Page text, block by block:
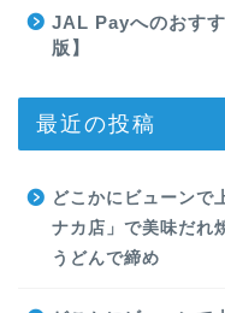
JAL Payへのおす
版】
最近の投稿
どこかにビューン
ナカ店」で美味だれ
うどんで締め